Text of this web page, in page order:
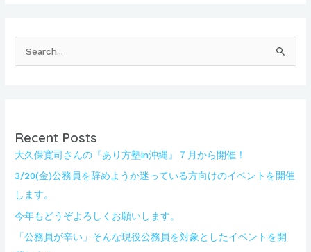
Recent Posts
大久保寛司さんの『あり方塾in沖縄』７月から開催！
3/20(金)公務員を辞めようか迷っている方向けのイベントを開催
します。
今年もどうぞよろしくお願いします。
「公務員が辛い」そんな現役公務員を対象としたイベントを開